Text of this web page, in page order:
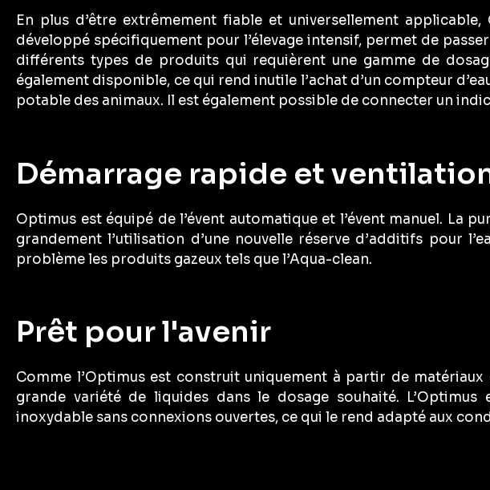
En plus d’être extrêmement fiable et universellement
développé spécifiquement pour l’élevage intensif, permet de
différents types de produits qui requièrent une gamme de
également disponible, ce qui rend inutile l’achat d’un compteur
potable des animaux. Il est également possible de connecter un
Démarrage rapide et
Optimus est équipé del’évent automatique et l’évent manuel. La
grandement l’utilisation d’une nouvelle réserve d’additifs pour
problème les produits gazeux tels que l’Aqua-clean.
Prêt pour l'avenir
Comme l’Optimus est construit uniquement à partir de
grande variété de liquides dans le dosage souhaité.
inoxydable sans connexions ouvertes, ce qui le rend adapté aux